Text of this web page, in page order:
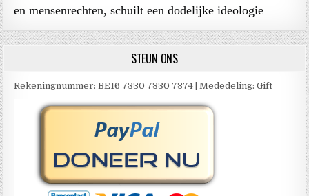
en mensenrechten, schuilt een dodelijke ideologie
STEUN ONS
Rekeningnummer: BE16 7330 7330 7374 | Mededeling: Gift